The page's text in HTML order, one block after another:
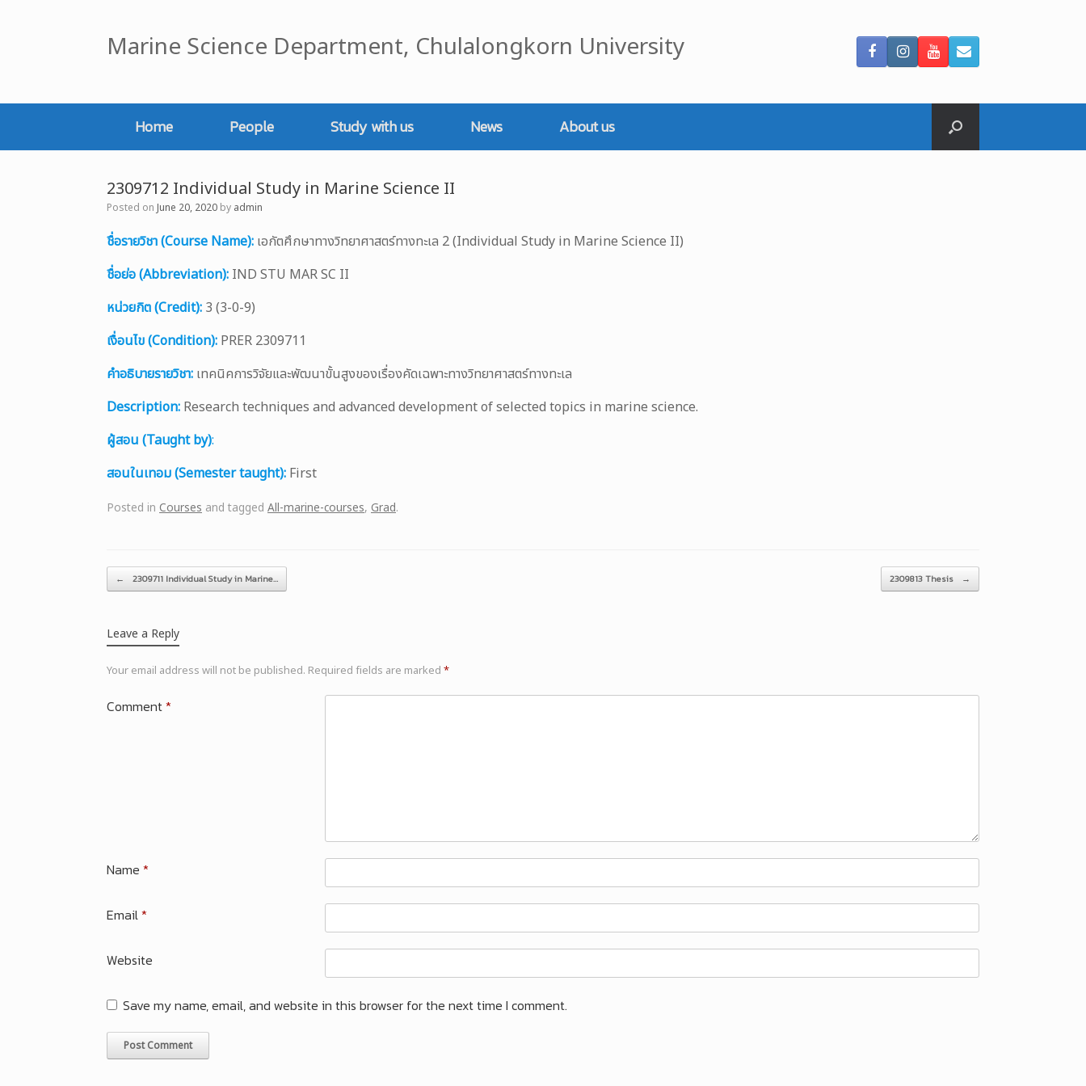
Marine Science Department, Chulalongkorn University
Home People Study with us News About us
2309712 Individual Study in Marine Science II
Posted on June 20, 2020 by admin
ชื่อรายวิชา (Course Name): เอกัตศึกษาทางวิทยาศาสตร์ทางทะเล 2 (Individual Study in Marine Science II)
ชื่อย่อ (Abbreviation): IND STU MAR SC II
หน่วยกิต (Credit): 3 (3-0-9)
เงื่อนไข (Condition): PRER 2309711
คำอธิบายรายวิชา: เทคนิคการวิจัยและพัฒนาขั้นสูงของเรื่องคัดเฉพาะทางวิทยาศาสตร์ทางทะเล
Description: Research techniques and advanced development of selected topics in marine science.
ผู้สอน (Taught by):
สอนในเทอม (Semester taught): First
Posted in Courses and tagged All-marine-courses, Grad.
Post navigation
← 2309711 Individual Study in Marine… 2309813 Thesis →
Leave a Reply
Your email address will not be published. Required fields are marked *
Comment*
Name *
Email*
Website
Save my name, email, and website in this browser for the next time I comment.